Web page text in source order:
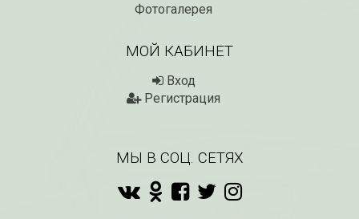
Фотогалерея
МОЙ КАБИНЕТ
Вход
Регистрация
МЫ В СОЦ. СЕТЯХ